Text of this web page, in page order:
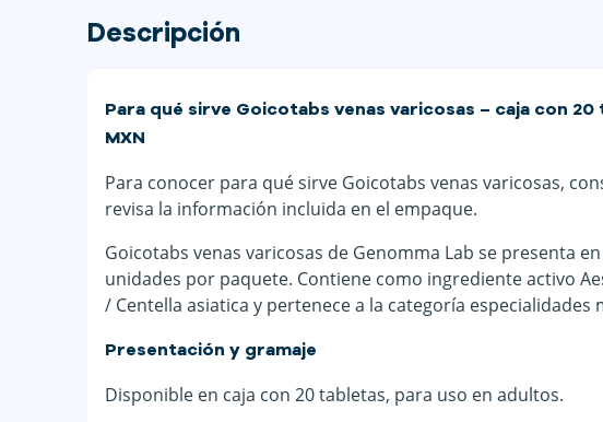
Descripción
Para qué sirve Goicotabs venas varicosas – caja con 20
MXN
Para conocer para qué sirve Goicotabs venas varicosas,
revisa la información incluida en el empaque.
Goicotabs venas varicosas de Genomma Lab se presenta
unidades por paquete. Contiene como ingrediente activo
/ Centella asiatica y pertenece a la categoría especialidades
Presentación y gramaje
Disponible en caja con 20 tabletas, para uso en adultos.